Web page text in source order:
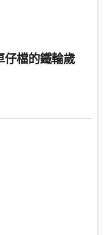
仔檔的鐵輪歲